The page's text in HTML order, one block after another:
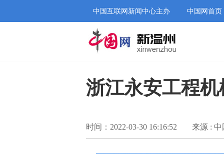
中国互联网新闻中心主办 中国网首页
浙江永安工程
时间：2022-03-30 16:16:52 来源 :